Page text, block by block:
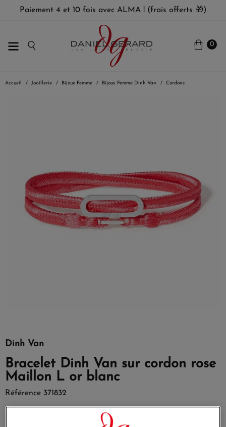
Paiement 4 et 10 fois avec ALMA ! (frais offerts 🎁)
0
Accueil Joaillerie Bijoux Femme Bijoux Femme Dinh Van Cordons
Dinh Van
Bracelet Dinh Van sur cordon rose
Maillon L or blanc
Référence 371832
Redécouvrez le Maillon L, signature de la maison dinh van
depuis 1968, sur un nouveau bracelet tissé interchangeable.